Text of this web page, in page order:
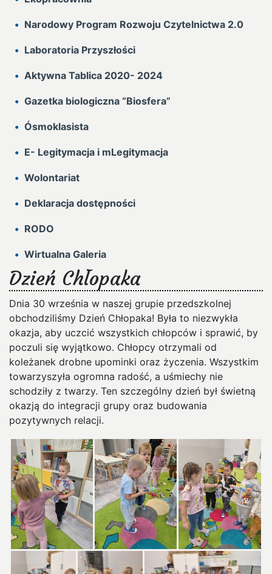
Narodowy Program Rozwoju Czytelnictwa 2.0
Laboratoria Przyszłości
Aktywna Tablica 2020- 2024
Gazetka biologiczna “Biosfera”
Ósmoklasista
E- Legitymacja i mLegitymacja
Wolontariat
Deklaracja dostępności
RODO
Wirtualna Galeria
Dzień Chłopaka
Dnia 30 września w naszej grupie przedszkolnej
obchodziliśmy Dzień Chłopaka! Była to niezwykła
okazja, aby uczcić wszystkich chłopców i sprawić, by
poczuli się wyjątkowo. Chłopcy otrzymali od
koleżanek drobne upominki oraz życzenia. Wszystkim
towarzyszyła ogromna radość, a uśmiechy nie
schodziły z twarzy. Ten szczególny dzień był świetną
okazją do integracji grupy oraz budowania
pozytywnych relacji.